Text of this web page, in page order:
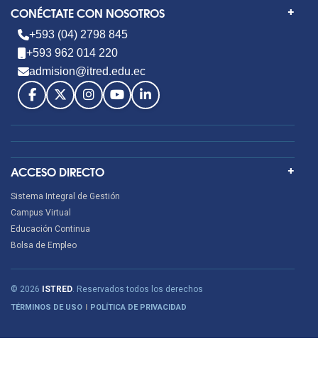
CONÉCTATE CON NOSOTROS
+593 (04) 2798 845
+593 962 014 220
admision@itred.edu.ec
ACCESO DIRECTO
Sistema Integral de Gestión
Campus Virtual
Educación Continua
Bolsa de Empleo
© 2026 ISTRED. Reservados todos los derechos
TÉRMINOS DE USO POLÍTICA DE PRIVACIDAD